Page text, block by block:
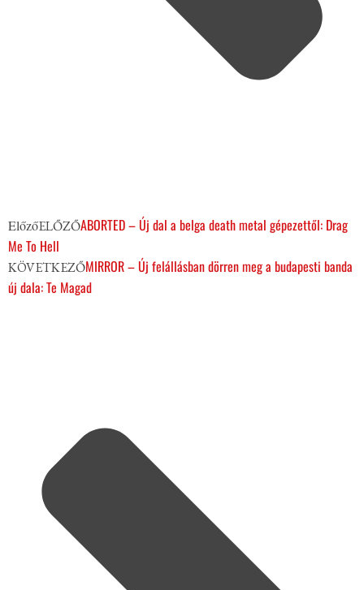
ElőzőELŐZŐABORTED – Új dal a belga death metal gépezettől: Drag
Me To Hell
KÖVETKEZŐMIRROR – Új felállásban dörren meg a budapesti banda
új dala: Te Magad